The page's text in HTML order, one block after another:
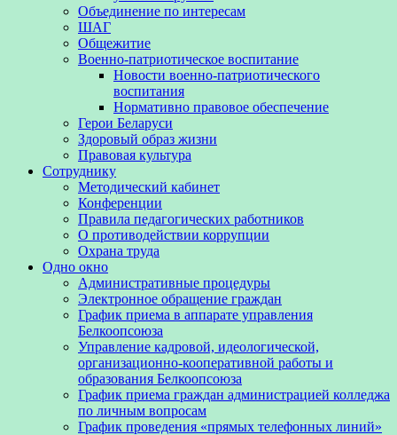
Объединение по интересам
ШАГ
Общежитие
Военно-патриотическое воспитание
Новости военно-патриотического
воспитания
Нормативно правовое обеспечение
Герои Беларуси
Здоровый образ жизни
Правовая культура
Сотруднику
Методический кабинет
Конференции
Правила педагогических работников
О противодействии коррупции
Охрана труда
Одно окно
Административные процедуры
Электронное обращение граждан
График приема в аппарате управления
Белкоопсоюза
Управление кадровой, идеологической,
организационно-кооперативной работы и
образования Белкоопсоюза
График приема граждан администрацией колледжа
по личным вопросам
График проведения «прямых телефонных линий»